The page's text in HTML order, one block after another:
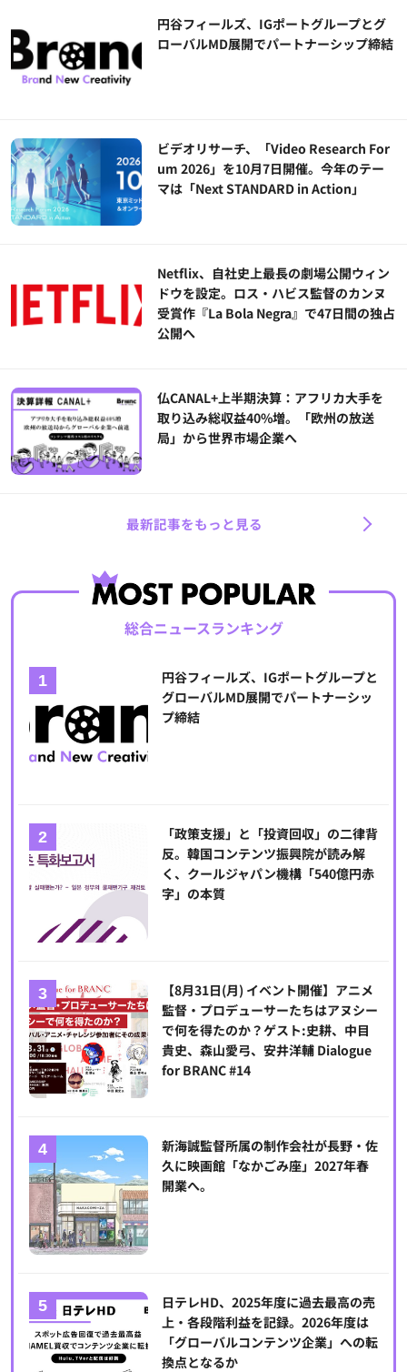
円谷フィールズ、IGポートグループとグ
ローバルMD展開でパートナーシップ締結
ビデオリサーチ、「Video Research For
um 2026」を10月7日開催。今年のテー
マは「Next STANDARD in Action」
Netflix、自社史上最長の劇場公開ウィン
ドウを設定。ロス・ハビス監督のカンヌ
受賞作『La Bola Negra』で47日間の独占
公開へ
仏CANAL+上半期決算：アフリカ大手を
取り込み総収益40%増。「欧州の放送
局」から世界市場企業へ
最新記事をもっと見る
総合ニュースランキング
円谷フィールズ、IGポートグループと
グローバルMD展開でパートナーシッ
プ締結
「政策支援」と「投資回収」の二律背
反。韓国コンテンツ振興院が読み解
く、クールジャパン機構「540億円赤
字」の本質
【8月31日(月) イベント開催】アニメ
監督・プロデューサーたちはアヌシー
で何を得たのか？ゲスト:史耕、中目
貴史、森山愛弓、安井洋輔 Dialogue
for BRANC #14
新海誠監督所属の制作会社が長野・佐
久に映画館「なかごみ座」2027年春
開業へ。
日テレHD、2025年度に過去最高の売
上・各段階利益を記録。2026年度は
「グローバルコンテンツ企業」への転
換点となるか